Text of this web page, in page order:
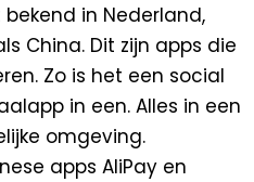
bekend in Nederland,
China. Dit zijn apps die
Zo is het een social
in een. Alles in een
omgeving.
apps AliPay en